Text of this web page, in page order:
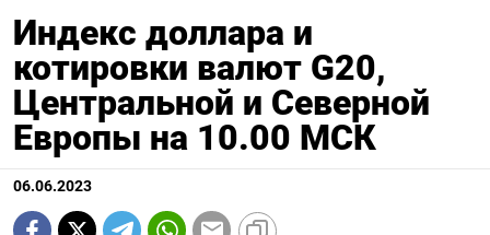
Индекс доллара и
котировки валют G20,
Центральной и Северной
Европы на 10.00 МСК
06.06.2023